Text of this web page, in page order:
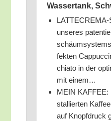
Was­ser­tank,
unse­res
fek­ten
chia­to in der
mit einem…
MEIN
stal­lier­ten
auf Knopf­druck